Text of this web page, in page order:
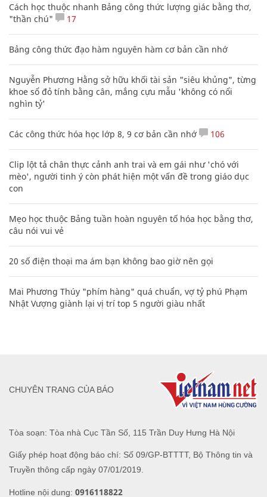
Cách học thuộc nhanh Bảng công thức lượng giác bằng thơ,
"thần chú"
17
Bảng công thức đạo hàm nguyên hàm cơ bản cần nhớ
Nguyễn Phương Hằng sở hữu khối tài sản "siêu khủng", từng
khoe sổ đỏ tính bằng cân, mắng cựu mẫu 'không có nổi
nghìn tỷ'
Các công thức hóa học lớp 8, 9 cơ bản cần nhớ 106
Clip lột tả chân thực cảnh anh trai và em gái như 'chó với
mèo', người tinh ý còn phát hiện một vấn đề trong giáo dục
con
Mẹo học thuộc Bảng tuần hoàn nguyên tố hóa học bằng thơ,
câu nói vui vẻ
20 số điện thoại ma ám bạn không bao giờ nên gọi
Mai Phương Thúy "phím hàng" quá chuẩn, vợ tỷ phú Phạm
Nhật Vượng giành lại vị trí top 5 người giàu nhất
Tòa soạn: Tòa nhà Cục Tần Số, 115 Trần Duy Hưng Hà Nội
Giấy phép hoạt động báo chí: Số 09/GP-BTTTT, Bộ Thông tin và
Truyền thông cấp ngày 07/01/2019.
Hotline nội dung: 0916118822
CHUYÊN TRANG CỦA BÁO